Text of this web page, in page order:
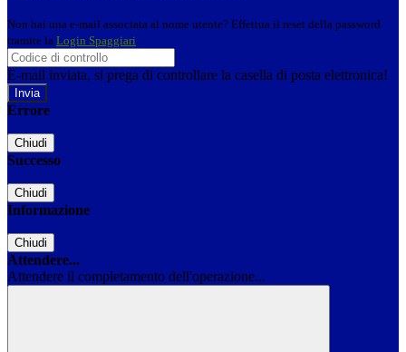
Non hai una e-mail associata al nome utente? Effettua il reset della password
tramite la Login Spaggiari
E-mail inviata, si prega di controllare la casella di posta elettronica!
Errore
Chiudi
Successo
Chiudi
Informazione
Chiudi
Attendere...
Attendere il completamento dell'operazione...